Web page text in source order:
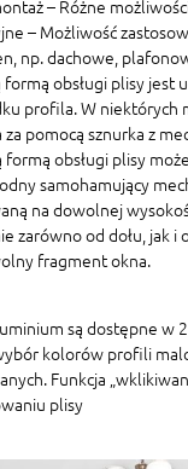
– Różne
– Możliwość
np. dachowe,
obsługi plisy jest
profila. W niektórych
pomocą sznurka z
obsługi plisy
samohamujący
na dowolnej
zarówno od dołu, jak i
fragment okna.
są dostępne w
kolorów profili
Funkcja
plisy